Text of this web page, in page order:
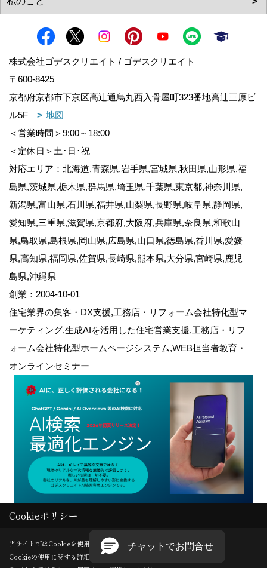
株式会社ゴデスクリエイト / ゴデスクリエイト
〒600-8425
京都府京都市下京区高辻通烏丸西入骨屋町323番地高辻三原ビ
ル5F
地図
＜営業時間＞9:00～18:00
＜定休日＞土･日･祝
対応エリア：北海道,青森県,岩手県,宮城県,秋田県,山形県,福
島県,茨城県,栃木県,群馬県,埼玉県,千葉県,東京都,神奈川県,
新潟県,富山県,石川県,福井県,山梨県,長野県,岐阜県,静岡県,
愛知県,三重県,滋賀県,京都府,大阪府,兵庫県,奈良県,和歌山
県,鳥取県,島根県,岡山県,広島県,山口県,徳島県,香川県,愛媛
県,高知県,福岡県,佐賀県,長崎県,熊本県,大分県,宮崎県,鹿児
島県,沖縄県
創業：2004-10-01
住宅業界の集客・DX支援,工務店・リフォーム会社特化型マ
ーケティング,生成AIを活用した住宅営業支援,工務店・リフ
ォーム会社特化型ホームページシステム,WEB担当者教育・
オンラインセミナー
Copyright (c) GODDESS CREATE. All Rights Reserved.
Produced byゴデスクリエイト
Cookieポリシー
当サイトではCookieを使用します。
Cookieの使用に関する詳細は 「プライバシーポリシー
」をご覧ください。